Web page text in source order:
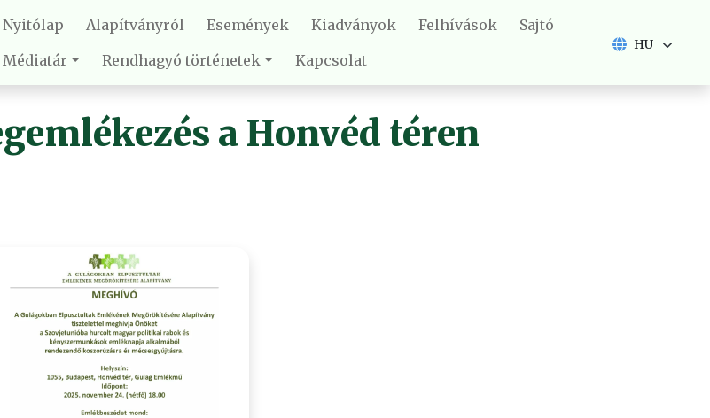
Nyitólap Alapítványról Események Kiadványok Felhívások
Sajtó
Médiatár
Rendhagyó történetek Kapcsolat
a Honvéd téren